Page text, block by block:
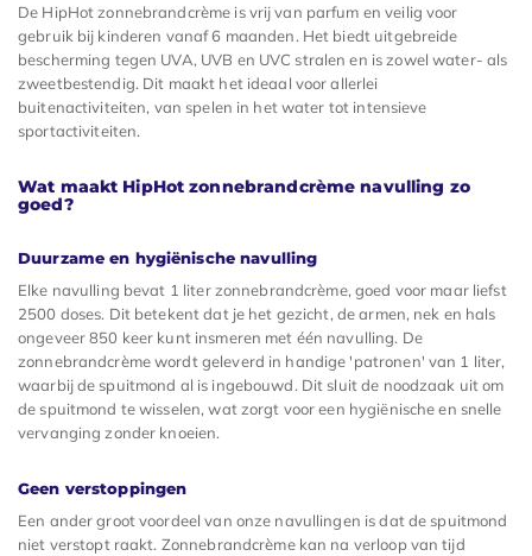
De HipHot zonnebrandcrème is vrij van parfum en veilig voor
gebruik bij kinderen vanaf 6 maanden. Het biedt uitgebreide
bescherming tegen UVA, UVB en UVC stralen en is zowel water- als
zweetbestendig. Dit maakt het ideaal voor allerlei
buitenactiviteiten, van spelen in het water tot intensieve
sportactiviteiten.
Wat maakt HipHot zonnebrandcrème navulling zo
goed?
Duurzame en hygiënische navulling
Elke navulling bevat 1 liter zonnebrandcrème, goed voor maar liefst
2500 doses. Dit betekent dat je het gezicht, de armen, nek en hals
ongeveer 850 keer kunt insmeren met één navulling. De
zonnebrandcrème wordt geleverd in handige 'patronen' van 1 liter,
waarbij de spuitmond al is ingebouwd. Dit sluit de noodzaak uit om
de spuitmond te wisselen, wat zorgt voor een hygiënische en snelle
vervanging zonder knoeien.
Geen verstoppingen
Een ander groot voordeel van onze navullingen is dat de spuitmond
niet verstopt raakt. Zonnebrandcrème kan na verloop van tijd